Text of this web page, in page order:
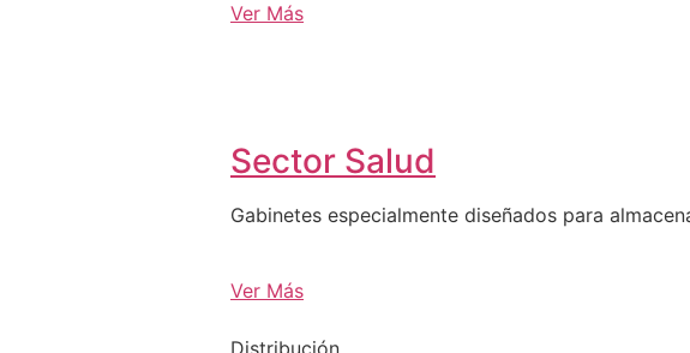
Ver Más
Sector Salud
Gabinetes especialmente diseñados para
Ver Más
Distribución